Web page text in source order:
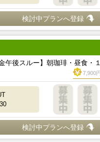
検討中プランへ登録
午後スルー】朝珈琲・昼食・
7,900
検討中プランへ登録